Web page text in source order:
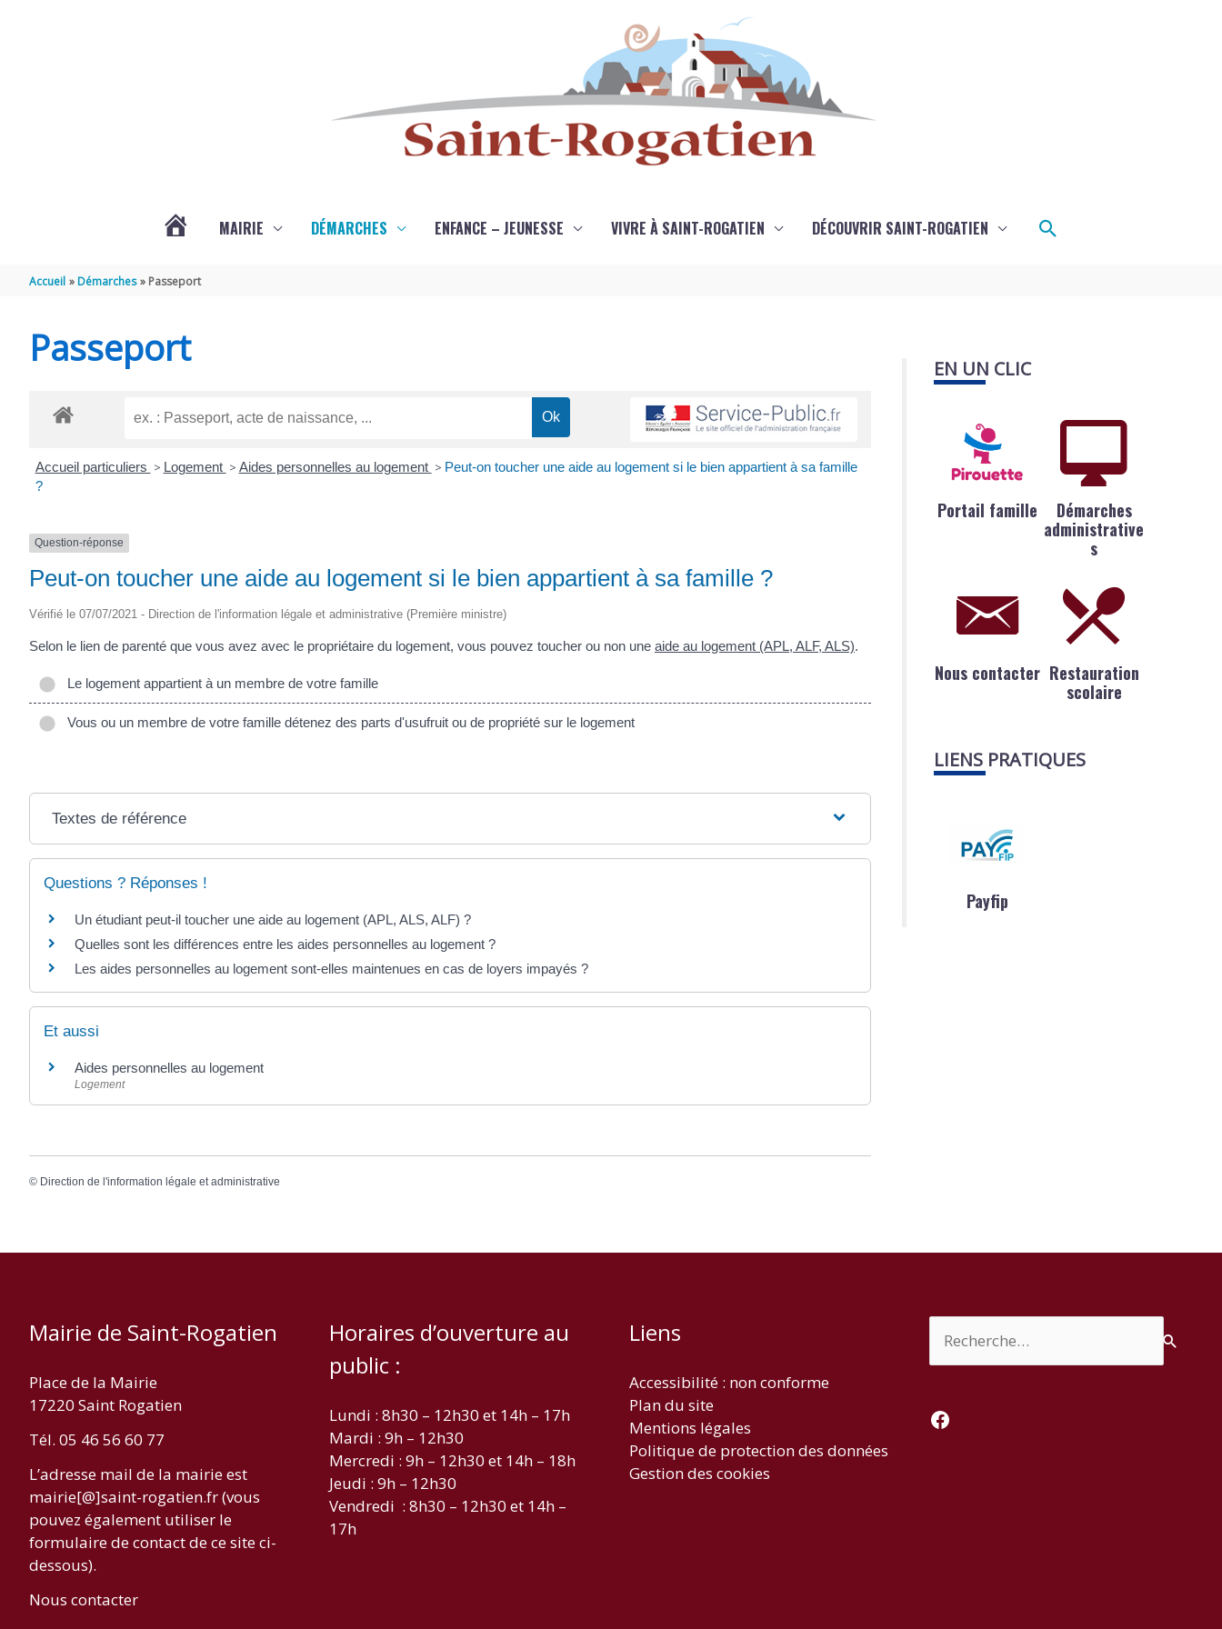
ROGATIEN
MAIRIE DÉMARCHES ENFANCE – JEUNESSE VIVRE À SAINT-ROGATIEN DÉCOUVRIR SAINT-ROGATIEN Rechercher
Accueil Démarches Passeport
Passeport
Accueil particuliers > Logement > Aides personnelles au logement > Peut-on toucher une aide au logement si le bien appartient à sa famille
?
Question-réponse
Peut-on toucher une aide au logement si le bien appartient à sa famille ?
Vérifié le 07/07/2021 - Direction de l'information légale et administrative (Première ministre)
Selon le lien de parenté que vous avez avec le propriétaire du logement, vous pouvez toucher ou non une aide au logement (APL, ALF, ALS).
Le logement appartient à un membre de votre famille
Vous ou un membre de votre famille détenez des parts d'usufruit ou de propriété sur le logement
Textes de référence
Questions ? Réponses !
Un étudiant peut-il toucher une aide au logement (APL, ALS, ALF) ?
Quelles sont les différences entre les aides personnelles au logement ?
Les aides personnelles au logement sont-elles maintenues en cas de loyers impayés ?
Et aussi
Aides personnelles au logement
Logement
© Direction de l'information légale et administrative
EN UN CLIC
Portail famille
Démarches
administrative
s
Nous contacter Restauration
scolaire
LIENS PRATIQUES
Payfip
Mairie de Saint-Rogatien
Place de la Mairie
17220 Saint Rogatien
Tél. 05 46 56 60 77
L’adresse mail de la mairie est
mairie[@]saint-rogatien.fr (vous
pouvez également utiliser le
formulaire de contact de ce site ci-
dessous).
Nous contacter
Horaires d’ouverture au
public :
Lundi : 8h30 – 12h30 et 14h – 17h
Mardi : 9h – 12h30
Mercredi : 9h – 12h30 et 14h – 18h
Jeudi : 9h – 12h30
Vendredi : 8h30 – 12h30 et 14h –
17h
Liens
Accessibilité : non conforme
Plan du site
Mentions légales
Politique de protection des données
Gestion des cookies
Facebook